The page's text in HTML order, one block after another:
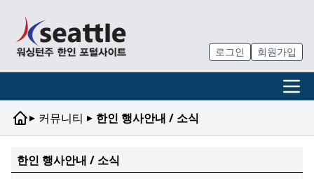
로그인 회원가입
▸ 커뮤니티 ▸ 한인 행사안내 / 소식
한인 행사안내 / 소식